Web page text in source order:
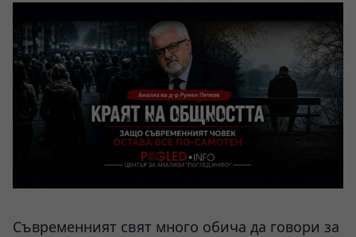
Съвременният свят много обича да говори за